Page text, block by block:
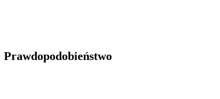
Prawdopodobieństwo